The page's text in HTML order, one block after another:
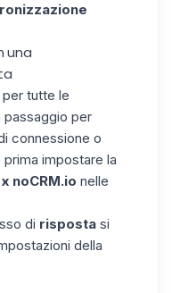
una
tutte le
passaggio per
connessione o
impostare la
noCRM.io nelle
di risposta si
della